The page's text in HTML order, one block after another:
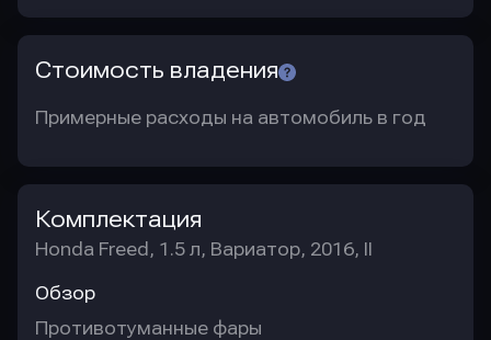
Стоимость владения
Примерные расходы на автомобиль в год
Комплектация
Honda Freed, 1.5 л, Вариатор, 2016, II
Обзор
Противотуманные фары